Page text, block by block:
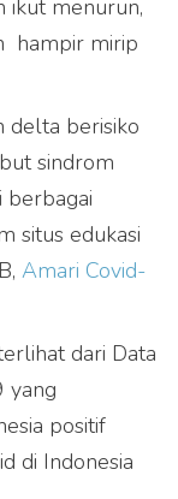
ikut menurun,
hampir mirip
delta berisiko
sindrom
berbagai
situs edukasi
Amari Covid-
dari Data
yang
positif
di Indonesia